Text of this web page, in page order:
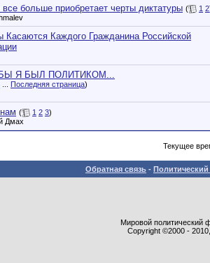
все больше приобретает черты диктатуры ( 1 2
Касаются Каждого Гражданина Российской
Я БЫЛ ПОЛИТИКОМ...
Последняя страница)
( 1 2 3)
Дмах
Текущее
Обратная связь -
Мировой политический
Copyright ©2000 -